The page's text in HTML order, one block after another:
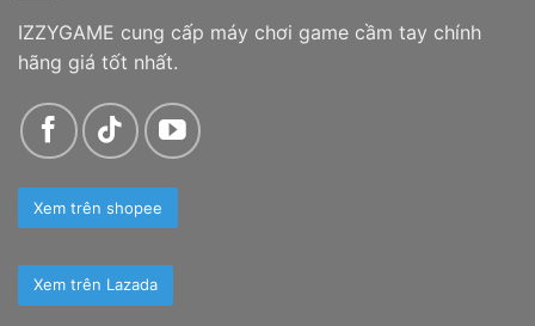
IZZYGAME cung cấp máy chơi game cầm tay chính
hãng giá tốt nhất.
Xem trên shopee
Xem trên Lazada